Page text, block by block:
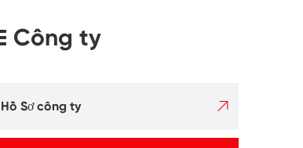
Công ty
Hồ Sơ công ty 